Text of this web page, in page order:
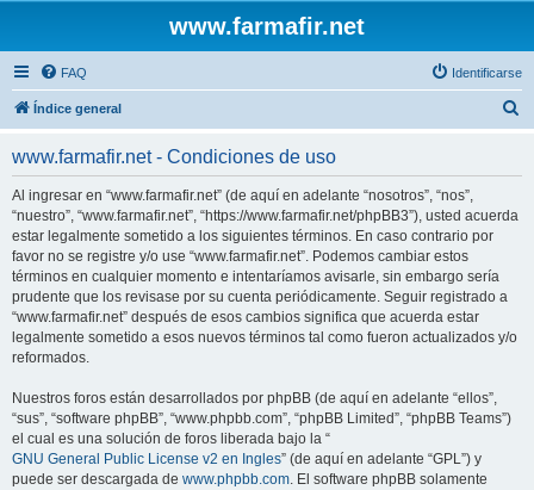
www.farmafir.net
FAQ Identificarse
Índice general
www.farmafir.net - Condiciones de uso
Al ingresar en “www.farmafir.net” (de aquí en adelante “nosotros”, “nos”,
“nuestro”, “www.farmafir.net”, “https://www.farmafir.net/phpBB3”), usted acuerda
estar legalmente sometido a los siguientes términos. En caso contrario por
favor no se registre y/o use “www.farmafir.net”. Podemos cambiar estos
términos en cualquier momento e intentaríamos avisarle, sin embargo sería
prudente que los revisase por su cuenta periódicamente. Seguir registrado a
“www.farmafir.net” después de esos cambios significa que acuerda estar
legalmente sometido a esos nuevos términos tal como fueron actualizados y/o
reformados.
Nuestros foros están desarrollados por phpBB (de aquí en adelante “ellos”,
“sus”, “software phpBB”, “www.phpbb.com”, “phpBB Limited”, “phpBB Teams”)
el cual es una solución de foros liberada bajo la “
GNU General Public License v2 en Ingles” (de aquí en adelante “GPL”) y
puede ser descargada de www.phpbb.com. El software phpBB solamente